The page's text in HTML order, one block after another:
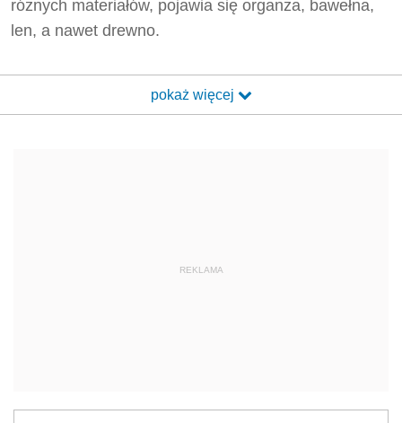
różnych materiałów, pojawia się organza, bawełna,
len, a nawet drewno.
pokaż więcej
REKLAMA